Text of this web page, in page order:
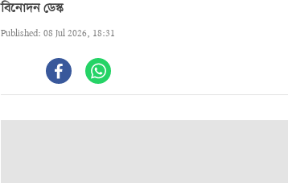
বিনোদন ডেস্ক
Published: 08 Jul 2026, 18:31